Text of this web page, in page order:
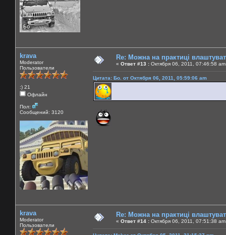
krava
Moderator
Пользователи
:) 21
Офлайн
Пол:
Сообщений: 3120
Re: Можна на практиці
« Ответ #13 : Октября 06, 2011, 07:46:58
Цитата: Бо. от Октября 06, 2011, 05:59:06 am
krava
Moderator
Пользователи
Re: Можна на практиці
« Ответ #14 : Октября 06, 2011, 07:51:38